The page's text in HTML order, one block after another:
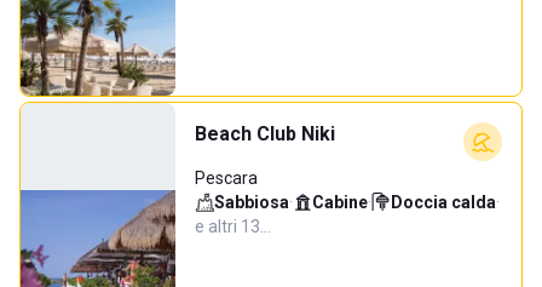
Beach Club Niki
Pescara
Sabbiosa· Cabine· Doccia calda·
e altri 13…